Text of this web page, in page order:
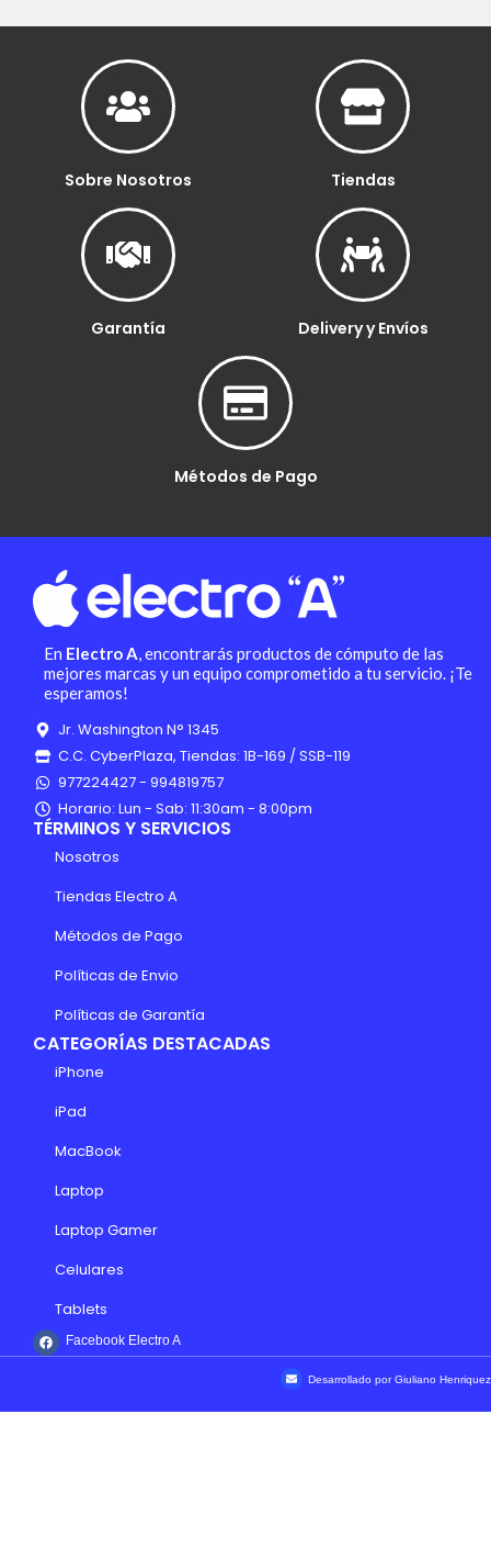
Sobre Nosotros Tiendas
Garantía Delivery y Envíos
Métodos de Pago
En Electro A, encontrarás productos de cómputo de las
mejores marcas y un equipo comprometido a tu servicio. ¡Te
esperamos!
Jr. Washington N° 1345
C.C. CyberPlaza, Tiendas: 1B-169 / SSB-119
977224427 - 994819757
Horario: Lun - Sab: 11:30am - 8:00pm
TÉRMINOS Y SERVICIOS
Nosotros
Tiendas Electro A
Métodos de Pago
Políticas de Envio
Políticas de Garantía
CATEGORÍAS DESTACADAS
iPhone
iPad
MacBook
Laptop
Laptop Gamer
Celulares
Tablets
Facebook Electro A
Desarrollado por Giuliano Henriquez